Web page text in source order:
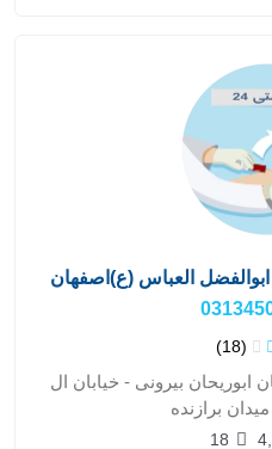
العباس (ع)اصفهان
(18)
ابوریحان بیرونی - خیابان ال
برازنده
18